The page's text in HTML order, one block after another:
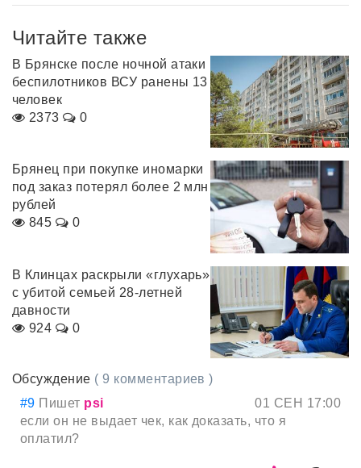
Читайте также
В Брянске после ночной атаки
беспилотников ВСУ ранены 13
человек
2373
0
Брянец при покупке иномарки
под заказ потерял более 2 млн
рублей
845
0
В Клинцах раскрыли «глухарь»
с убитой семьей 28-летней
давности
924
0
Обсуждение ( 9 комментариев )
#9 Пишет psi
01 СЕН 17:00
если он не выдает чек, как доказать, что я
оплатил?